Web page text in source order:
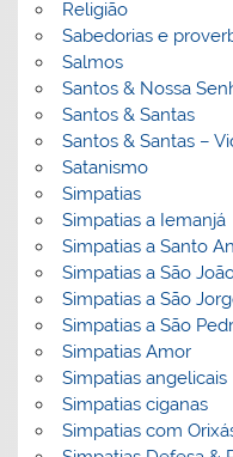
Religião
Sabedorias e
Salmos
Santos & Nossa
Santos & Santas
Santos & Santas –
Satanismo
Simpatias
Simpatias a Iemanjá
Simpatias a Santo
Simpatias a São
Simpatias a São
Simpatias a São
Simpatias Amor
Simpatias angelicais
Simpatias ciganas
Simpatias com